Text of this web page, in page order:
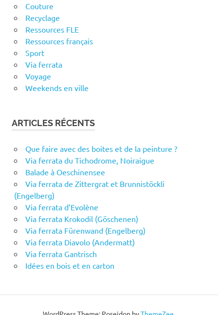
Couture
Recyclage
Ressources FLE
Ressources français
Sport
Via ferrata
Voyage
Weekends en ville
ARTICLES RÉCENTS
Que faire avec des boites et de la peinture ?
Via ferrata du Tichodrome, Noiraigue
Balade à Oeschinensee
Via ferrata de Zittergrat et Brunnistöckli
(Engelberg)
Via ferrata d’Evolène
Via ferrata Krokodil (Göschenen)
Via ferrata Fürenwand (Engelberg)
Via ferrata Diavolo (Andermatt)
Via ferrata Gantrisch
Idées en bois et en carton